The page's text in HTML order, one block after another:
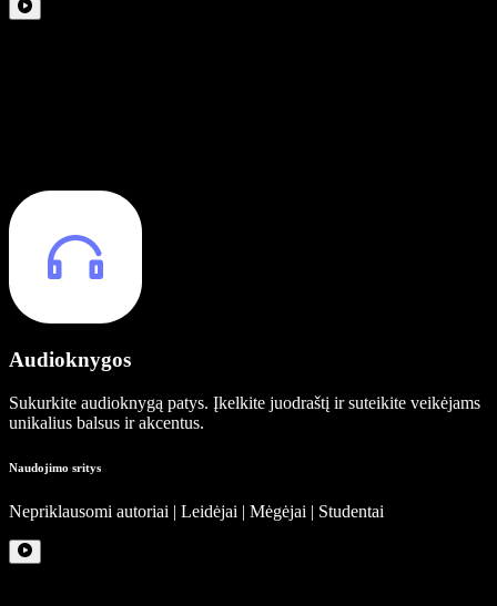
Audioknygos
Sukurkite audioknygą patys. Įkelkite juodraštį ir suteikite veikėjams
unikalius balsus ir akcentus.
Naudojimo sritys
Nepriklausomi autoriai | Leidėjai | Mėgėjai | Studentai